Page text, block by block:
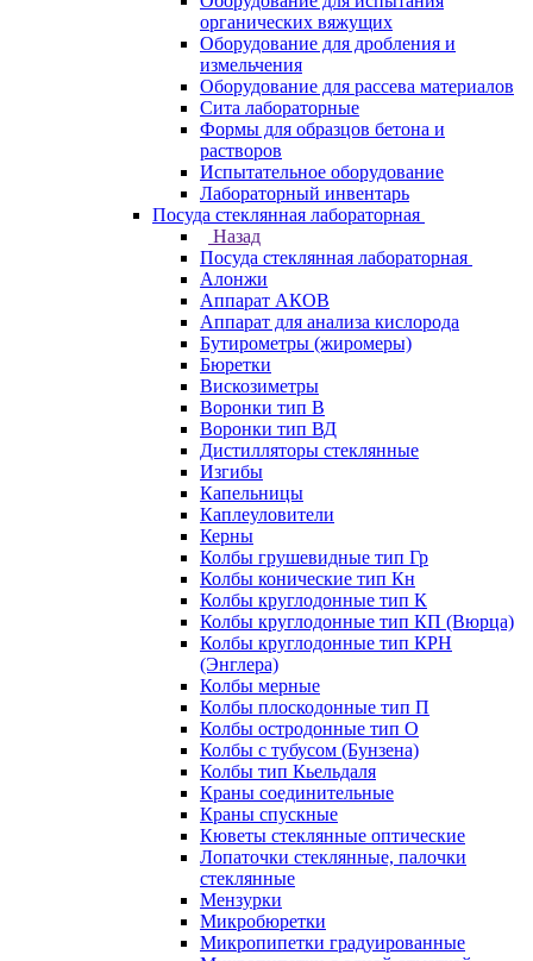
органических вяжущих
Оборудование для дробления и
измельчения
Оборудование для рассева материалов
Сита лабораторные
Формы для образцов бетона и
растворов
Испытательное оборудование
Лабораторный инвентарь
Посуда стеклянная лабораторная
Назад
Посуда стеклянная лабораторная
Алонжи
Аппарат АКОВ
Аппарат для анализа кислорода
Бутирометры (жиромеры)
Бюретки
Вискозиметры
Воронки тип В
Воронки тип ВД
Дистилляторы стеклянные
Изгибы
Капельницы
Каплеуловители
Керны
Колбы грушевидные тип Гр
Колбы конические тип Кн
Колбы круглодонные тип К
Колбы круглодонные тип КП (Вюрца)
Колбы круглодонные тип КРН
(Энглера)
Колбы мерные
Колбы плоскодонные тип П
Колбы остродонные тип О
Колбы с тубусом (Бунзена)
Колбы тип Кьельдаля
Краны соединительные
Краны спускные
Кюветы стеклянные оптические
Лопаточки стеклянные, палочки
стеклянные
Мензурки
Микробюретки
Микропипетки градуированные